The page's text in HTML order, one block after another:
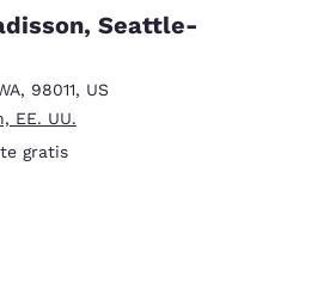
English
Seattle-
, 98011, US
EE. UU.
gratis
538 reseñas